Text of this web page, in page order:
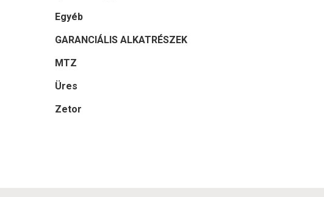
Egyéb
GARANCIÁLIS ALKATRÉSZEK
MTZ
Üres
Zetor